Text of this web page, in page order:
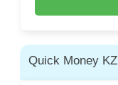
Quick Money KZ